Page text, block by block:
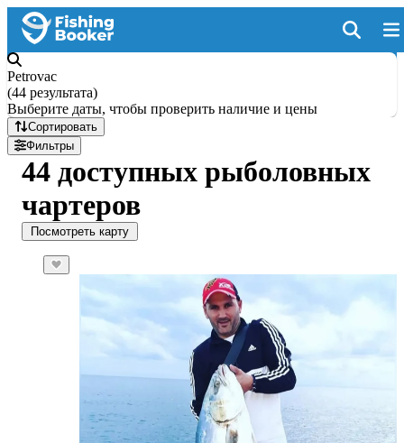
Petrovac
(44 результата)
Выберите даты, чтобы проверить наличие и цены
Сортировать
Фильтры
44 доступных рыболовных
чартеров
Посмотреть карту